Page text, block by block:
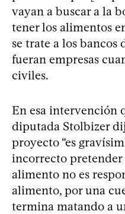
vayan a buscar a la
tener los alimentos
se trate a los bancos
fueran empresas
civiles.
En esa intervención
diputada Stolbizer
proyecto “es
incorrecto pretender
alimento no es
alimento, por una
termina matando a